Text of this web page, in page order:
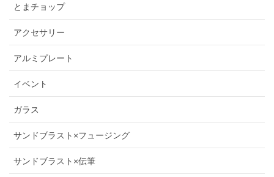
とまチョップ
アクセサリー
アルミプレート
イベント
ガラス
サンドブラスト×フュージング
サンドブラスト×伝筆